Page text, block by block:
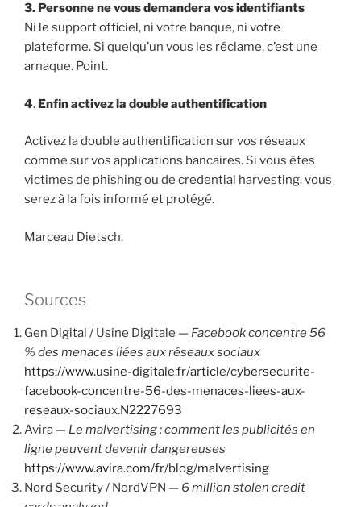
3. Personne ne vous demandera vos identifiants
Ni le support officiel, ni votre banque, ni votre
plateforme. Si quelqu’un vous les réclame, c’est une
arnaque. Point.
4. Enfin activez la double authentification
Activez la double authentification sur vos réseaux
comme sur vos applications bancaires. Si vous êtes
victimes de phishing ou de credential harvesting, vous
serez à la fois informé et protégé.
Marceau Dietsch.
Sources
Gen Digital / Usine Digitale — Facebook concentre 56
% des menaces liées aux réseaux sociaux
https://www.usine-digitale.fr/article/cybersecurite-
facebook-concentre-56-des-menaces-liees-aux-
reseaux-sociaux.N2227693
Avira — Le malvertising : comment les publicités en
ligne peuvent devenir dangereuses
https://www.avira.com/fr/blog/malvertising
Nord Security / NordVPN — 6 million stolen credit